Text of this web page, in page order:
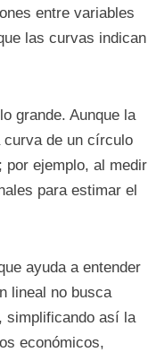
entre variables
las curvas indican
grande. Aunque la
de un círculo
por ejemplo, al medir
para estimar el
ayuda a entender
lineal no busca
simplificando así la
económicos,